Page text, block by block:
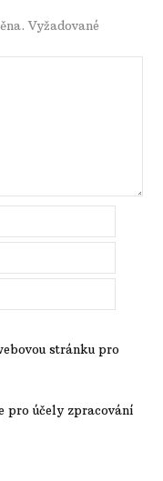
Vyžadované
stránku pro
pro účely zpracování